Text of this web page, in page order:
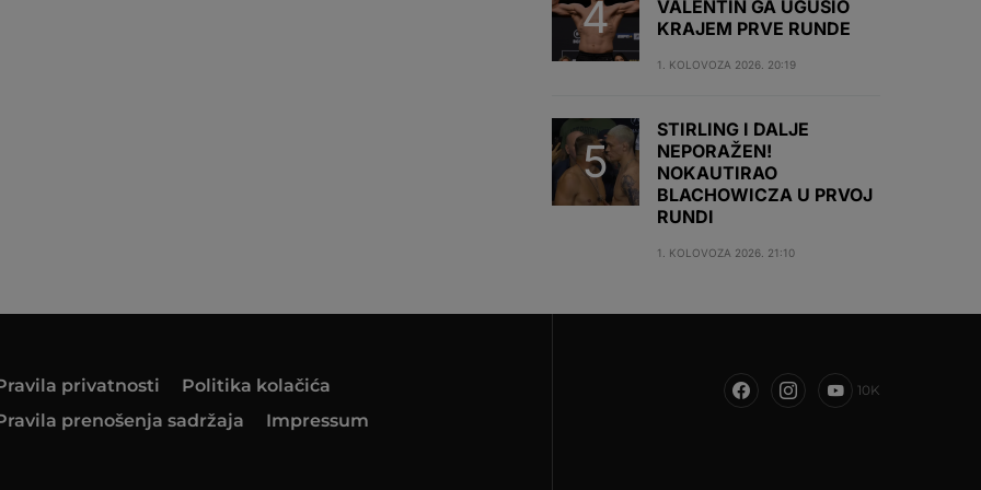
VALENTIN GA UGUŠIO
KRAJEM PRVE RUNDE
1. KOLOVOZA 2026. 20:19
STIRLING I DALJE
NEPORAŽEN!
NOKAUTIRAO
BLACHOWICZA U PRVOJ
RUNDI
1. KOLOVOZA 2026. 21:10
privatnosti
Politika kolačića
prenošenja sadržaja
Impressum
10K